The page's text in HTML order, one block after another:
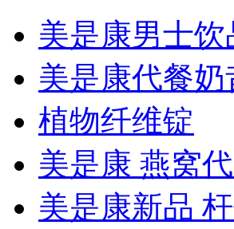
美是康男士
美是康代餐
植物纤维锭
美是康 燕窝
美是康新品